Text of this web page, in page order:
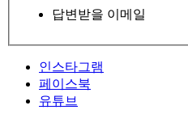
답변받을 이메일
인스타그램
페이스북
유튜브